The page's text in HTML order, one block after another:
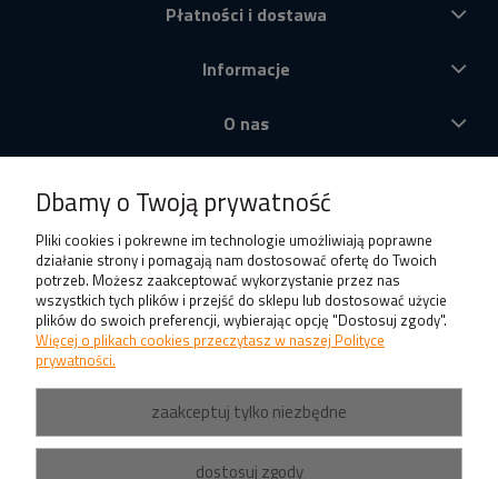
Płatności i dostawa
Informacje
O nas
Dbamy o Twoją prywatność
Pliki cookies i pokrewne im technologie umożliwiają poprawne
działanie strony i pomagają nam dostosować ofertę do Twoich
potrzeb. Możesz zaakceptować wykorzystanie przez nas
wszystkich tych plików i przejść do sklepu lub dostosować użycie
plików do swoich preferencji, wybierając opcję "Dostosuj zgody".
Więcej o plikach cookies przeczytasz w naszej Polityce
prywatności.
zaakceptuj tylko niezbędne
dostosuj zgody